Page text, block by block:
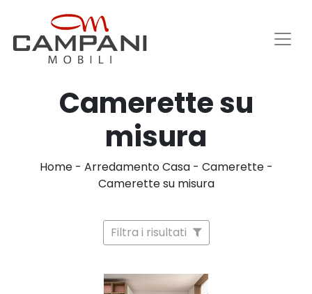
Camerette su
misura
Home- Arredamento Casa- Camerette-
Camerette su misura
Filtra i risultati